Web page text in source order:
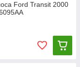
Ford Transit 2000